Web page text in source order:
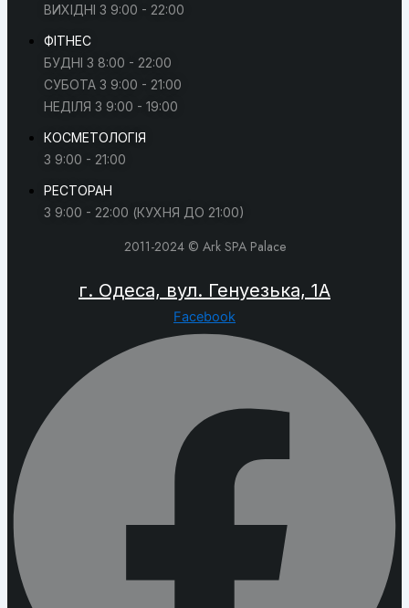
ВИХІДНІ З 9:00 - 22:00
ФІТНЕС
БУДНІ З 8:00 - 22:00
СУБОТА З 9:00 - 21:00
НЕДІЛЯ З 9:00 - 19:00
КОСМЕТОЛОГІЯ
З 9:00 - 21:00
РЕСТОРАН
З 9:00 - 22:00 (КУХНЯ ДО 21:00)
2011-2024 © Ark SPA Palace
г. Одеса, вул. Генуезька, 1А
Facebook